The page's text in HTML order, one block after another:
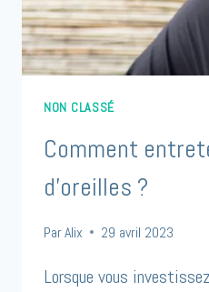
NON CLASSÉ
Comment
d’oreilles ?
ParAlix 29 avril 2023
Lorsque vous